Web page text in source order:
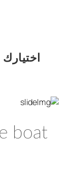
اختيارك